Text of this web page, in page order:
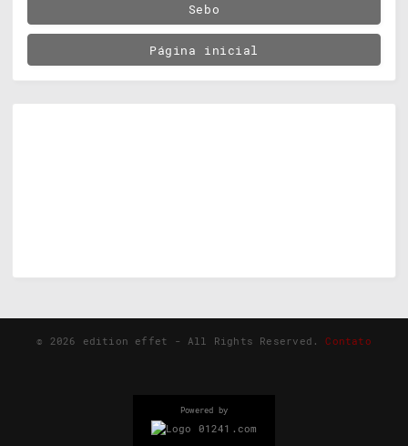
Sebo
Página inicial
© 2026 edition effet - All Rights Reserved.Contato
Powered by